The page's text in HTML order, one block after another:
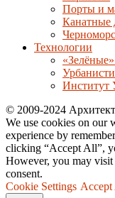
Порты и
Канатные
Технологии
Институт
© 2009-2024
We use cookies on our
experience by
clicking “Accept All”,
However, you may
consent.
Cookie Settings